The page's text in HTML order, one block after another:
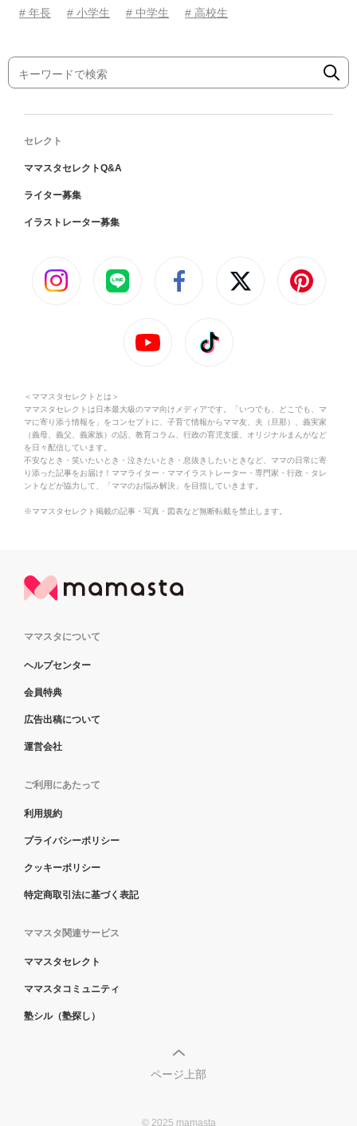
# 年長
# 小学生 # 中学生 # 高校生
セレクト
ママスタセレクトQ&A
ライター募集
イラストレーター募集
＜ママスタセレクトとは＞
ママスタセレクトは日本最大級のママ向けメディアです。「いつでも、どこでも、マ
マに寄り添う情報を」をコンセプトに、子育て情報からママ友、夫（旦那）、義実家
（義母、義父、義家族）の話、教育コラム、行政の育児支援、オリジナルまんがなど
を日々配信しています。
不安なとき・笑いたいとき・泣きたいとき・息抜きしたいときなど、ママの日常に寄
り添った記事をお届け！ママライター・ママイラストレーター・専門家・行政・タレ
ントなどが協力して、「ママのお悩み解決」を目指していきます。
※ママスタセレクト掲載の記事・写真・図表など無断転載を禁止します。
ママスタについて
ヘルプセンター
会員特典
広告出稿について
運営会社
ご利用にあたって
利用規約
プライバシーポリシー
クッキーポリシー
特定商取引法に基づく表記
ママスタ関連サービス
ママスタセレクト
ママスタコミュニティ
塾シル（塾探し）
ページ上部
© 2025 mamasta